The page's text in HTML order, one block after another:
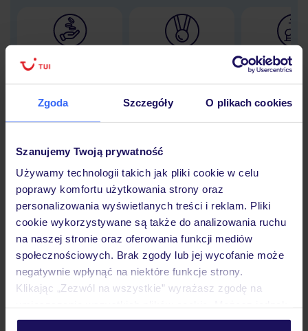
Zgoda Szczegóły O plikach cookies
Szanujemy Twoją prywatność
Używamy technologii takich jak pliki cookie w celu
poprawy komfortu użytkowania strony oraz
personalizowania wyświetlanych treści i reklam. Pliki
cookie wykorzystywane są także do analizowania ruchu
na naszej stronie oraz oferowania funkcji mediów
społecznościowych. Brak zgody lub jej wycofanie może
negatywnie wpłynąć na niektóre funkcje strony.
Klikając „Zezwól na wszystkie” wyrażasz zgodę na
personalizować swój wybór wchodząc w zakładkę
30 lat w
Hotel
Opinie
Pokoje